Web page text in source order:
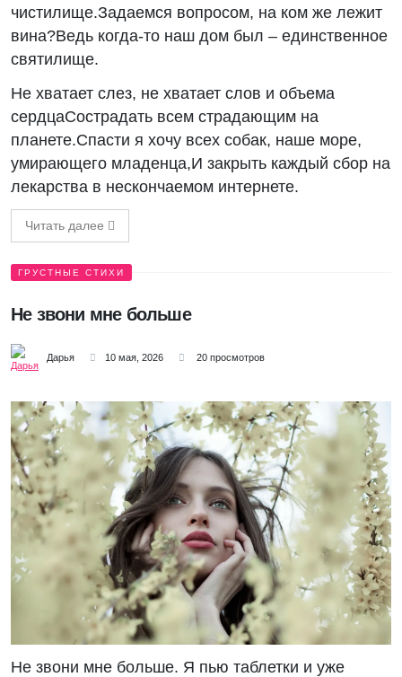
чистилище.Задаемся вопросом, на ком же лежит
вина?Ведь когда-то наш дом был – единственное
святилище.
Не хватает слез, не хватает слов и объема
сердцаСострадать всем страдающим на
планете.Спасти я хочу всех собак, наше море,
умирающего младенца,И закрыть каждый сбор на
лекарства в нескончаемом интернете.
Читать далее
ГРУСТНЫЕ СТИХИ
Не звони мне больше
Дарья 10 мая, 2026 20 просмотров
Не звони мне больше. Я пью таблетки и уже